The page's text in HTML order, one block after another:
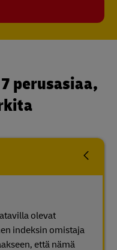
perusasiaa,
olevat
indeksin omistaja
että nämä